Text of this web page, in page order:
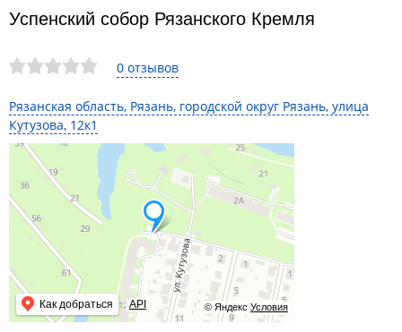
0 отзывов
Рязанская область, Рязань, городской округ Рязань, улица
Кутузова, 12к1
© Яндекс Условия
Как добраться API
Успенский собор Рязанского Кремля